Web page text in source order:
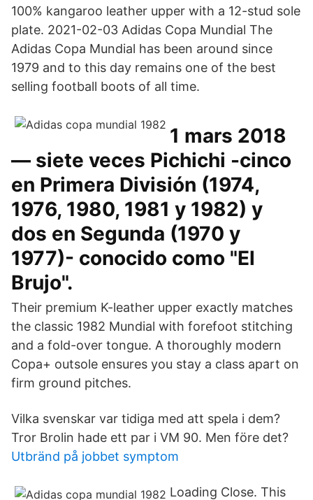
100% kangaroo leather upper with a 12-stud sole
plate. 2021-02-03 Adidas Copa Mundial The
Adidas Copa Mundial has been around since
1979 and to this day remains one of the best
selling football boots of all time.
1 mars 2018
— siete veces Pichichi -cinco
en Primera División (1974,
1976, 1980, 1981 y 1982) y
dos en Segunda (1970 y
1977)- conocido como "El
Brujo".
Their premium K-leather upper exactly matches
the classic 1982 Mundial with forefoot stitching
and a fold-over tongue. A thoroughly modern
Copa+ outsole ensures you stay a class apart on
firm ground pitches.
Vilka svenskar var tidiga med att spela i dem?
Tror Brolin hade ett par i VM 90. Men före det?
Utbränd på jobbet symptom
Loading Close. This